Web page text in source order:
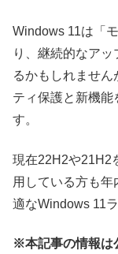
Windows 11は「
り、継続的なア
るかもしれません
ティ保護と新機能
す。
現在22H2や21H2
用している方も
適なWindows 11
※本記事の情報は